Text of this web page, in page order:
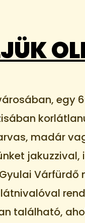
egy
madár
található,